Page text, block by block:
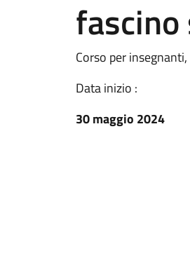
Corso per
Data inizio :
30 maggio 2024